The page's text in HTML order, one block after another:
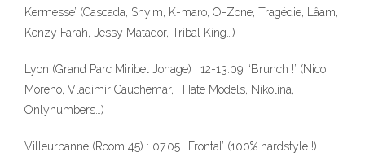
Kermesse’ (Cascada, Shy’m, K-maro, O-Zone, Tragédie, Lâam,
Kenzy Farah, Jessy Matador, Tribal King…)
Lyon (Grand Parc Miribel Jonage) : 12-13.09. ‘Brunch !’ (Nico
Moreno, Vladimir Cauchemar, I Hate Models, Nikolina,
Onlynumbers…)
Villeurbanne (Room 45) : 07.05. ‘Frontal’ (100% hardstyle !)